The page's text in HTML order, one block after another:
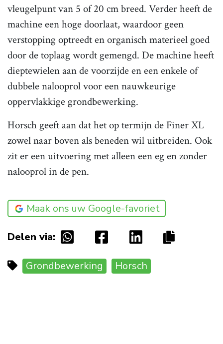
vleugelpunt van 5 of 20 cm breed. Verder heeft de
machine een hoge doorlaat, waardoor geen
verstopping optreedt en organisch materieel goed
door de toplaag wordt gemengd. De machine heeft
dieptewielen aan de voorzijde en een enkele of
dubbele nalooprol voor een nauwkeurige
oppervlakkige grondbewerking.
Horsch geeft aan dat het op termijn de Finer XL
zowel naar boven als beneden wil uitbreiden. Ook
zit er een uitvoering met alleen een eg en zonder
nalooprol in de pen.
Maak ons uw Google-favoriet
Delen via:
Grondbewerking Horsch